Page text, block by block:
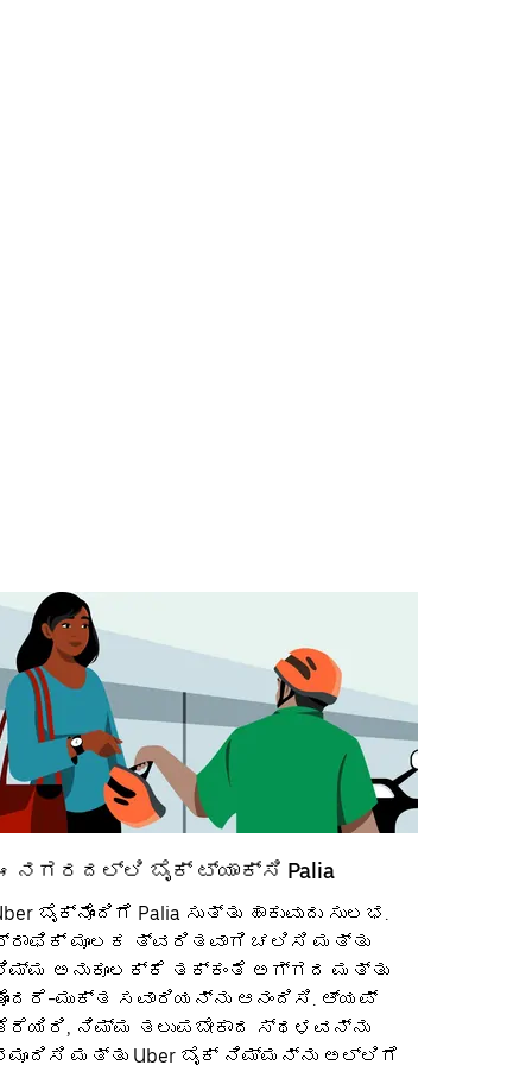
ನಗರದಲ್ಲಿ ಬೈಕ್ ಟ್ಯಾಕ್ಸಿ Palia
ಬೈಕ್‌ನೊಂದಿಗೆ Palia ಸುತ್ತು ಹಾಕುವುದು ಸುಲಭ.
ಮೂಲಕ ತ್ವರಿತವಾಗಿ ಚಲಿಸಿ ಮತ್ತು
ಅನುಕೂಲಕ್ಕೆ ತಕ್ಕಂತೆ ಅಗ್ಗದ ಮತ್ತು
ಮುಕ್ತ ಸವಾರಿಯನ್ನು ಆನಂದಿಸಿ. ಆ್ಯಪ್
ನಿಮ್ಮ ತಲುಪಬೇಕಾದ ಸ್ಥಳವನ್ನು
ಮತ್ತು Uber ಬೈಕ್ ನಿಮ್ಮನ್ನು ಅಲ್ಲಿಗೆ